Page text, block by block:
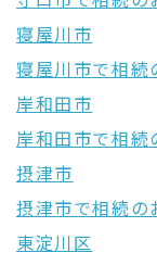
寝屋川市
寝屋川市で相続
岸和田市
岸和田市で相続
摂津市
摂津市で相続の
東淀川区